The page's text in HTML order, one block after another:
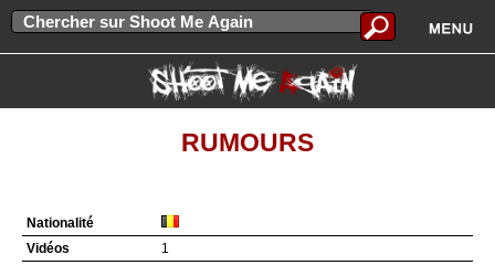
RUMOURS
Nationalité
Vidéos
1